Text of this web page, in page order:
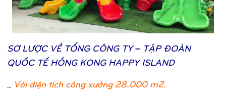
SƠLƯỢC VỀTỔNG CÔNG TY – TẬP ĐOÀN
QUỐC TẾHỒNG KONG HAPPY ISLAND
Với diện tích công xưởng 28.000 m2.